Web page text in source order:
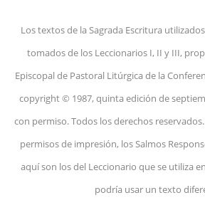
Los textos de la Sagrada Escritura
tomados de los Leccionarios I, II y III,
Episcopal de Pastoral Litúrgica de la
copyright © 1987, quinta edición de
con permiso. Todos los derechos
permisos de impresión, los Salmos
aquí son los del Leccionario que se utiliza
podría usar un texto